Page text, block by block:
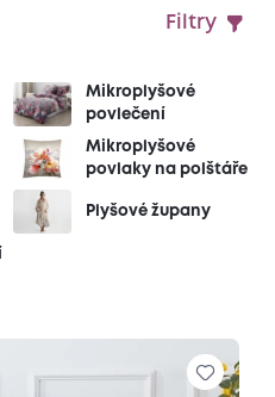
Filtry
Mikroplyšové
povlečení
Mikroplyšové
povlaky na polštáře
Plyšové župany